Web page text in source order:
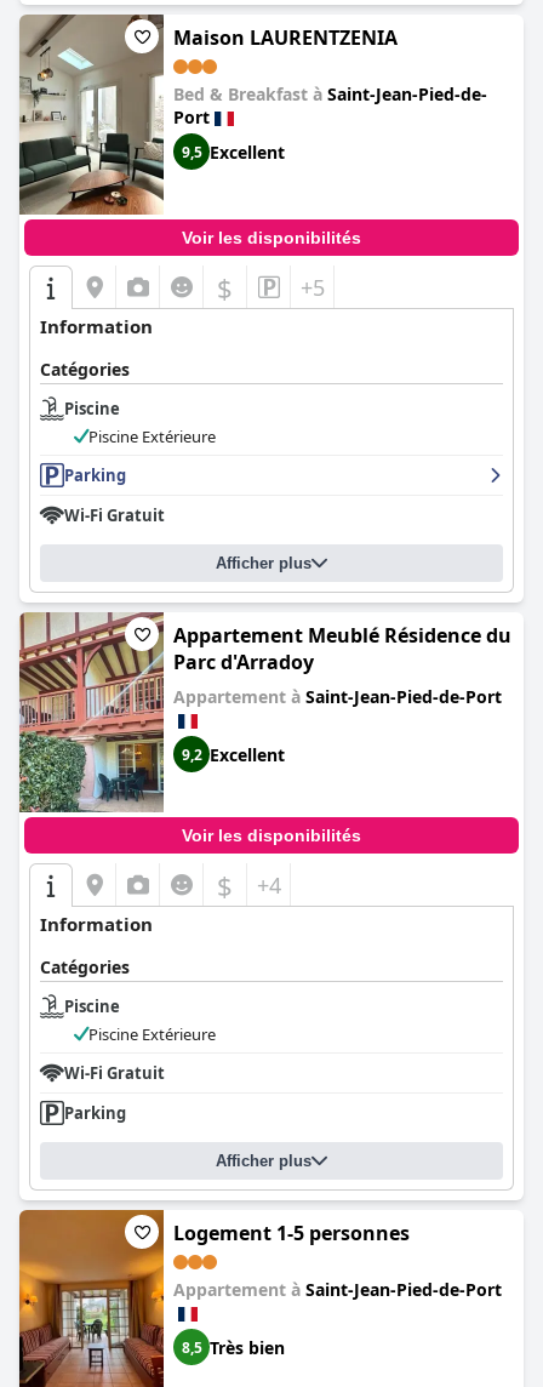
Maison LAURENTZENIA
Bed & Breakfast à Saint-Jean-Pied-de-
Port
9,5 Excellent
Voir les disponibilités
$ +5
Information
Catégories
Piscine
Piscine Extérieure
Parking
Wi-Fi Gratuit
Afficher plus
Appartement Meublé Résidence du
Parc d'Arradoy
Appartement à Saint-Jean-Pied-de-Port
9,2 Excellent
Voir les disponibilités
$ +4
Information
Catégories
Piscine
Piscine Extérieure
Wi-Fi Gratuit
Parking
Afficher plus
Logement 1-5 personnes
Appartement à Saint-Jean-Pied-de-Port
8,5 Très bien